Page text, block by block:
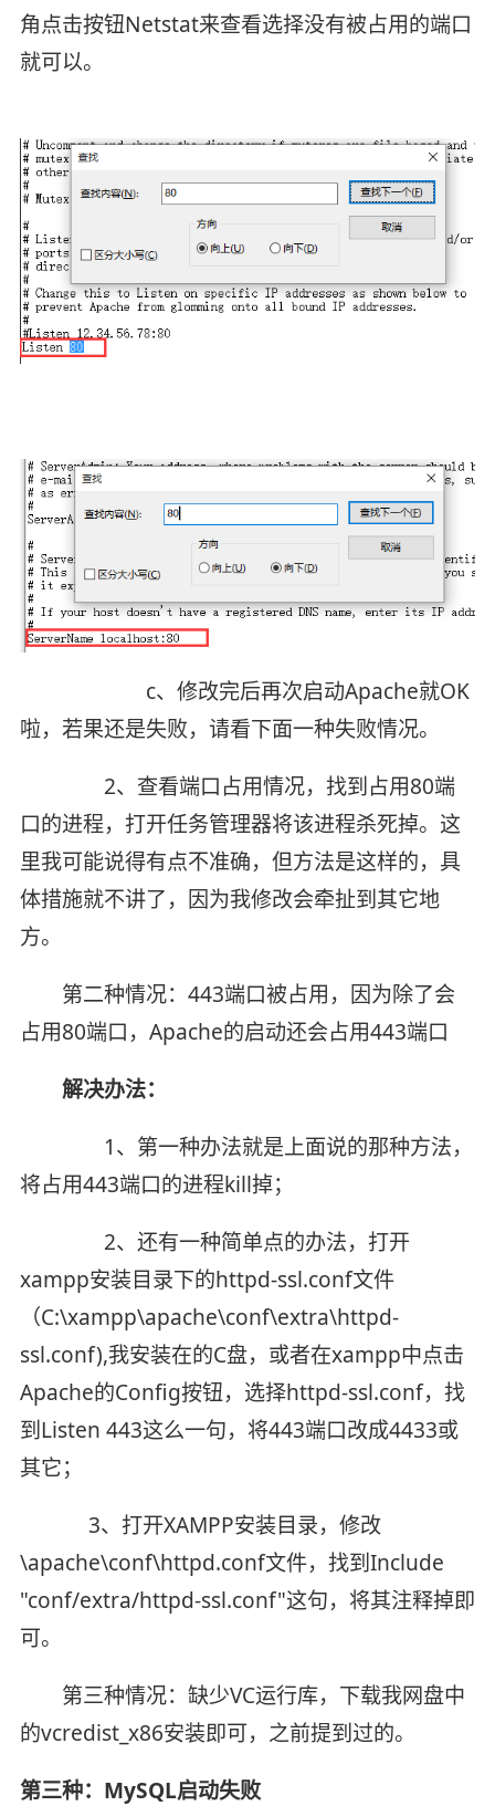
角点击按钮Netstat来查看选择没有被占用的端口
就可以。
c、修改完后再次启动Apache就OK
啦，若果还是失败，请看下面一种失败情况。
2、查看端口占用情况，找到占用80端
口的进程，打开任务管理器将该进程杀死掉。这
里我可能说得有点不准确，但方法是这样的，具
体措施就不讲了，因为我修改会牵扯到其它地
方。
第二种情况：443端口被占用，因为除了会
占用80端口，Apache的启动还会占用443端口
解决办法：
1、第一种办法就是上面说的那种方法，
将占用443端口的进程kill掉；
2、还有一种简单点的办法，打开
xampp安装目录下的httpd-ssl.conf文件
（C:\xampp\apache\conf\extra\httpd-
ssl.conf),我安装在的C盘，或者在xampp中点击
Apache的Config按钮，选择httpd-ssl.conf，找
到Listen 443这么一句，将443端口改成4433或
其它；
3、打开XAMPP安装目录，修改
\apache\conf\httpd.conf文件，找到Include
"conf/extra/httpd-ssl.conf"这句，将其注释掉即
可。
第三种情况：缺少VC运行库，下载我网盘中
的vcredist_x86安装即可，之前提到过的。
第三种：MySQL启动失败